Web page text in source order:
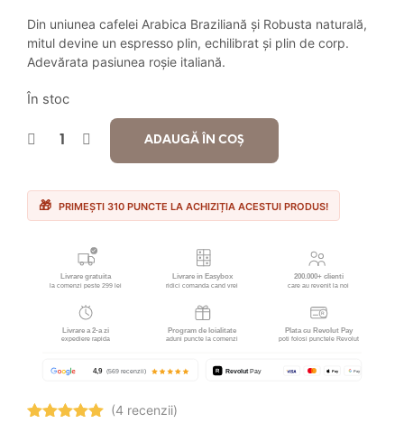
a
fost:
este:
Din uniunea cafelei Arabica Braziliană și Robusta naturală,
mitul devine un espresso plin, echilibrat și plin de corp.
Adevărata pasiunea roșie italiană.
În stoc
ADAUGĂ ÎN COȘ
PRIMEȘTI 310 PUNCTE LA ACHIZIȚIA ACESTUI PRODUS!
(4 recenzii)